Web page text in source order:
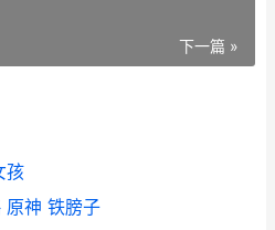
下一篇 »
孩
原神 铁膀子